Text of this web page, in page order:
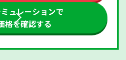
ュレーションで
格を確認する